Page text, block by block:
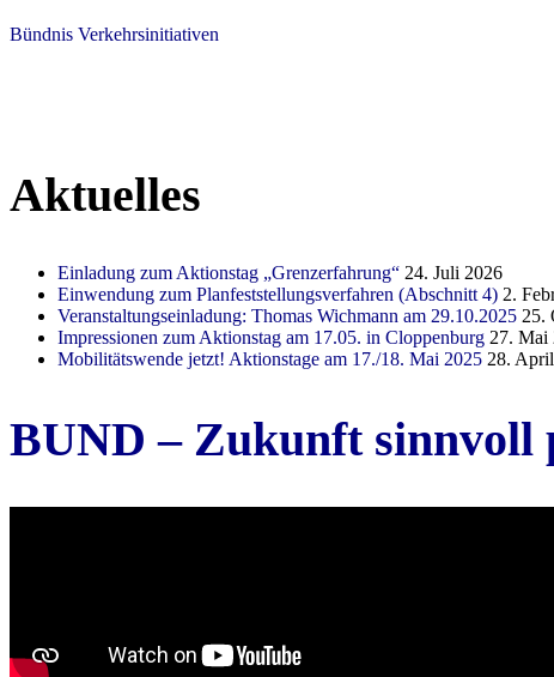
Bündnis Verkehrsinitiativen
Aktuelles
Einladung zum Aktionstag „Grenzerfahrung“ 24. Juli 2026
Einwendung zum Planfeststellungsverfahren (Abschnitt 4) 2.
Veranstaltungseinladung: Thomas Wichmann am 29.10.2025 25.
Impressionen zum Aktionstag am 17.05. in Cloppenburg 27. Mai
Mobilitätswende jetzt! Aktionstage am 17./18. Mai 2025 28.
BUND – Zukunft sinnvoll